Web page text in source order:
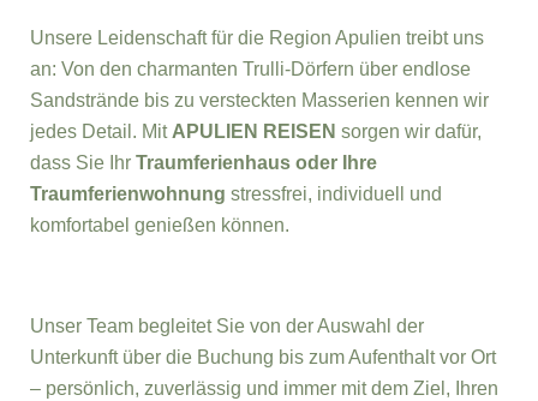
Unsere Leidenschaft für die Region Apulien treibt uns
an: Von den charmanten Trulli-Dörfern über endlose
Sandstrände bis zu versteckten Masserien kennen wir
jedes Detail. Mit APULIEN REISEN sorgen wir dafür,
dass Sie Ihr Traumferienhaus oder Ihre
Traumferienwohnung stressfrei, individuell und
komfortabel genießen können.
Unser Team begleitet Sie von der Auswahl der
Unterkunft über die Buchung bis zum Aufenthalt vor Ort
– persönlich, zuverlässig und immer mit dem Ziel, Ihren